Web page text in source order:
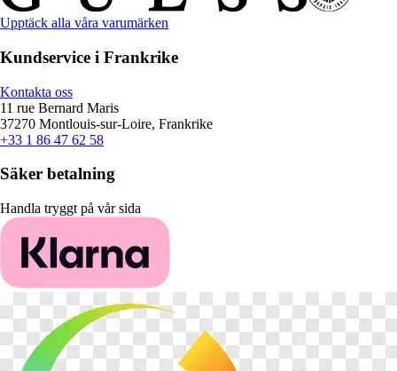
Upptäck alla våra varumärken
Kundservice i Frankrike
Kontakta oss
11 rue Bernard Maris
37270 Montlouis-sur-Loire, Frankrike
+33 1 86 47 62 58
Säker betalning
Handla tryggt på vår sida